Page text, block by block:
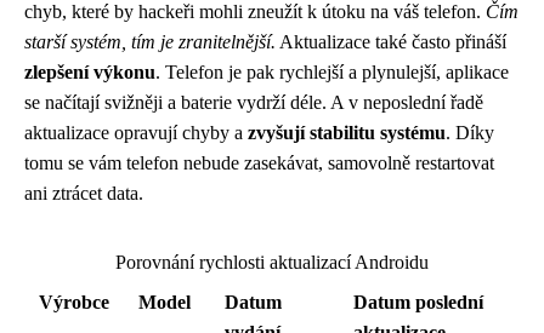
chyb, které by hackeři mohli zneužít k útoku na váš telefon. Čím
starší systém, tím je zranitelnější. Aktualizace také často přináší
zlepšení výkonu. Telefon je pak rychlejší a plynulejší, aplikace
se načítají svižněji a baterie vydrží déle. A v neposlední řadě
aktualizace opravují chyby a zvyšují stabilitu systému. Díky
tomu se vám telefon nebude zasekávat, samovolně restartovat
ani ztrácet data.
Porovnání rychlosti aktualizací Androidu
Výrobce
Model
Datum
Datum poslední